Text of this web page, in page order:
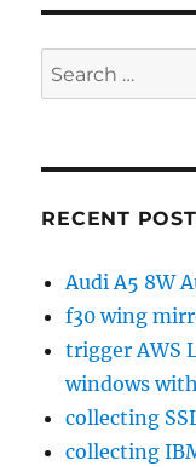
Search
for:
RECENT
Audi A5 8W
f30 wing
trigger AWS
windows
collecting
collecting